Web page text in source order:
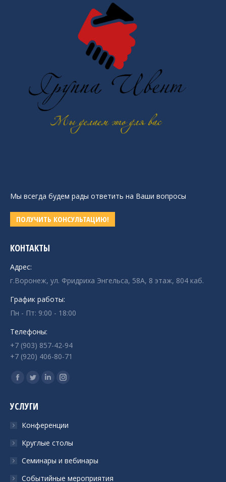
Мы всегда будем рады ответить на Ваши вопросы
ПОЛУЧИТЬ КОНСУЛЬТАЦИЮ!
КОНТАКТЫ
Адрес:
г.Воронеж, ул. Фридриха Энгельса, 58А, 8 этаж, 804 каб.
График работы:
Пн - Пт: 9:00 - 18:00
Телефоны:
+7 (903) 857-42-94
+7 (920) 406-80-71
Ищите нас:
Страница
открывается
окне
Страница
открывается
в
окне
Страница
в
окне
Страница
в
окне
УСЛУГИ
Конференции
Круглые столы
Семинары и вебинары
Событийные мероприятия